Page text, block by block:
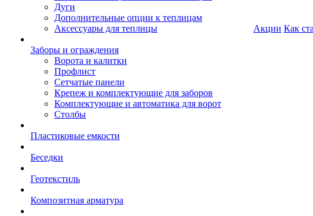
Дуги
Дополнительные опции к теплицам
Аксессуары для теплицы
Заборы и ограждения
Ворота и калитки
Профлист
Сетчатые панели
Крепеж и комплектующие для заборов
Комплектующие и автоматика для ворот
Столбы
Пластиковые емкости
Беседки
Геотекстиль
Композитная арматура
Акции Как